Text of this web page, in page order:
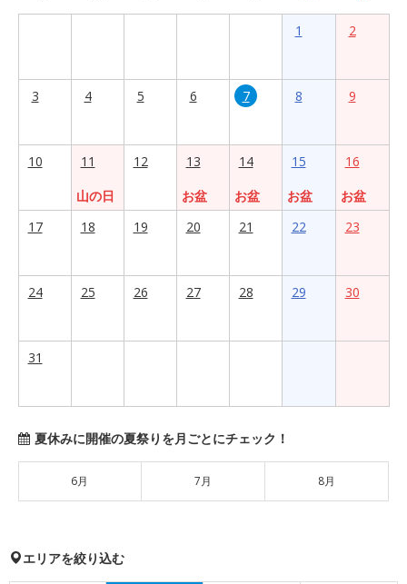
1 2
3 4 5 6 7 8 9
10
11
山の日
12
13
お盆
14
お盆
15
お盆
16
お盆
17
18 19 20 21 22 23
24 25 26 27 28 29 30
31
夏休みに開催の夏祭りを月ごとにチェック！
6月 7月 8月
エリアを絞り込む